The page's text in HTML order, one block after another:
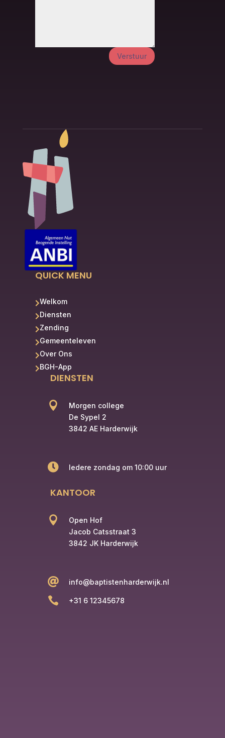
Verstuur
QUICK MENU
Welkom
Diensten
Zending
Gemeenteleven
Over Ons
BGH-App
DIENSTEN

Morgen college
De Sypel 2
3842 AE Harderwijk
 Iedere zondag om 10:00 uur
KANTOOR

Open Hof
Jacob Catsstraat 3
3842 JK Harderwijk
 info@baptistenharderwijk.nl
 +31 6 12345678